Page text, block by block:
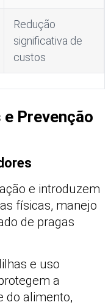
Redução
significativa de
custos
Prevenção
e introduzem
físicas, manejo
de pragas
e uso
a
do alimento,